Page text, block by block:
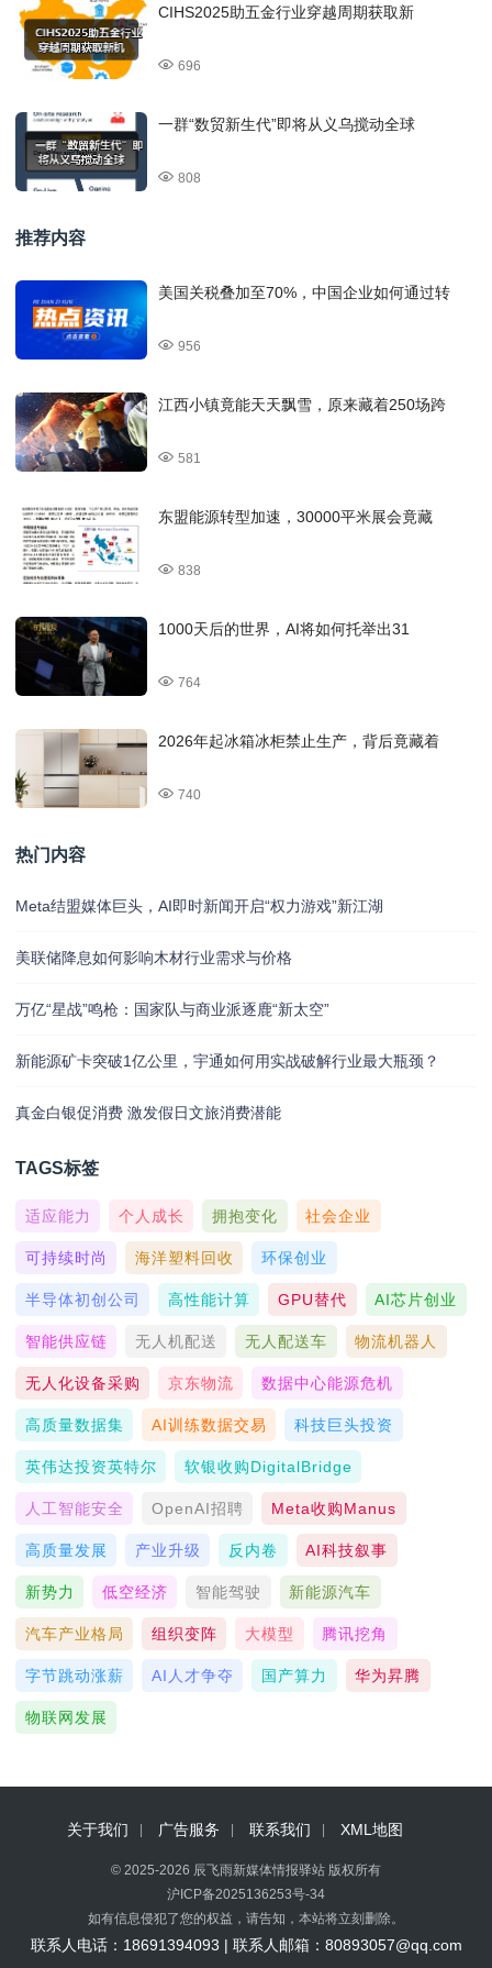
CIHS2025助五金行业穿越周期获取新
696
一群“数贸新生代”即将从义乌搅动全球
808
推荐内容
美国关税叠加至70%，中国企业如何通过转
956
江西小镇竟能天天飘雪，原来藏着250场跨
581
东盟能源转型加速，30000平米展会竟藏
838
1000天后的世界，AI将如何托举出31
764
2026年起冰箱冰柜禁止生产，背后竟藏着
740
热门内容
Meta结盟媒体巨头，AI即时新闻开启“权力游戏”新江湖
美联储降息如何影响木材行业需求与价格
万亿“星战”鸣枪：国家队与商业派逐鹿“新太空”
新能源矿卡突破1亿公里，宇通如何用实战破解行业最大瓶颈？
真金白银促消费 激发假日文旅消费潜能
TAGS标签
适应能力 个人成长 拥抱变化 社会企业
可持续时尚 海洋塑料回收 环保创业
半导体初创公司 高性能计算 GPU替代 AI芯片创业
智能供应链 无人机配送 无人配送车 物流机器人
无人化设备采购 京东物流 数据中心能源危机
高质量数据集 AI训练数据交易 科技巨头投资
英伟达投资英特尔 软银收购DigitalBridge
人工智能安全 OpenAI招聘 Meta收购Manus
高质量发展 产业升级 反内卷 AI科技叙事
新势力 低空经济 智能驾驶 新能源汽车
汽车产业格局 组织变阵 大模型 腾讯挖角
字节跳动涨薪 AI人才争夺 国产算力 华为昇腾
物联网发展
关于我们 广告服务 联系我们 XML地图
© 2025-2026 辰飞雨新媒体情报驿站 版权所有
沪ICP备2025136253号-34
如有信息侵犯了您的权益，请告知，本站将立刻删除。
联系人电话：18691394093 | 联系人邮箱：80893057@qq.com